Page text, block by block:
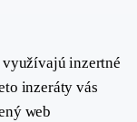
inzertné
inzeráty vás
web